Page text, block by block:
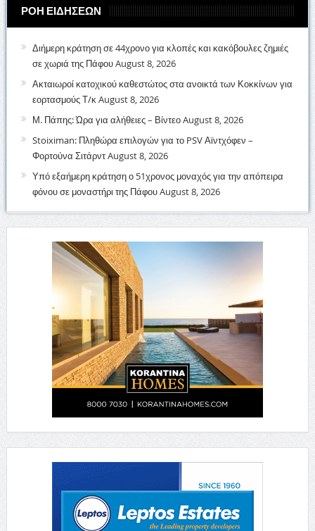
ΡΟΗ ΕΙΔΗΣΕΩΝ
Διήμερη κράτηση σε 44χρονο για κλοπές και κακόβουλες ζημιές
σε χωριά της ΠάφουAugust 8, 2026
Ακταιωροί κατοχικού καθεστώτος στα ανοικτά των Κοκκίνων για
εορτασμούς Τ/κ August 8, 2026
Μ. Πάπης: Ώρα για αλήθειες – ΒίντεοAugust 8, 2026
Stoiximan: Πληθώρα επιλογών για το PSV Αϊντχόφεν –
Φορτούνα ΣιτάρντAugust 8, 2026
Υπό εξαήμερη κράτηση ο 51χρονος μοναχός για την απόπειρα
φόνου σε μοναστήρι της ΠάφουAugust 8, 2026